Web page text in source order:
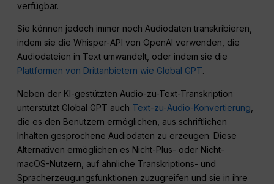
verfügbar.
Sie können jedoch immer noch Audiodaten transkribieren,
indem sie die Whisper-API von OpenAI verwenden, die
Audiodateien in Text umwandelt, oder indem sie die
Plattformen von Drittanbietern wie Global GPT.
Neben der KI-gestützten Audio-zu-Text-Transkription
unterstützt Global GPT auch Text-zu-Audio-Konvertierung
die es den Benutzern ermöglichen, aus schriftlichen
Inhalten gesprochene Audiodaten zu erzeugen. Diese
Alternativen ermöglichen es Nicht-Plus- oder Nicht-
macOS-Nutzern, auf ähnliche Transkriptions- und
Spracherzeugungsfunktionen zuzugreifen und sie in ihre